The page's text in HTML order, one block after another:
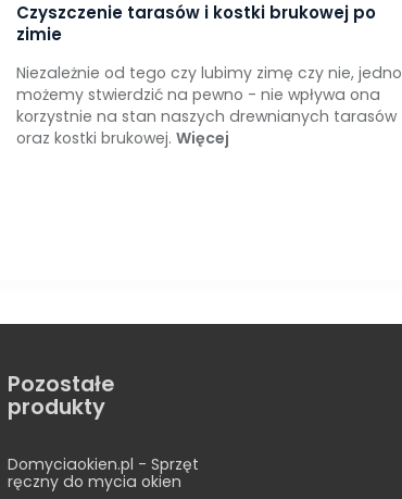
Czyszczenie tarasów i kostki brukowej po
zimie
Niezależnie od tego czy lubimy zimę czy nie, jedno
możemy stwierdzić na pewno - nie wpływa ona
korzystnie na stan naszych drewnianych tarasów
oraz kostki brukowej.Więcej
Pozostałe
produkty
Domyciaokien.pl - Sprzęt
ręczny do mycia okien